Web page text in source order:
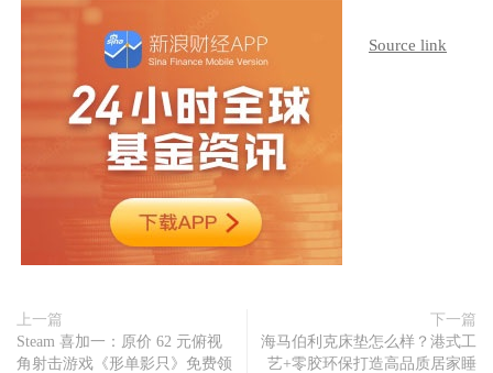
Source link
上一篇
Steam 喜加一：原价 62 元俯视
角射击游戏《形单影只》免费领
下一篇
海马伯利克床垫怎么样？港式工
艺+零胶环保打造高品质居家睡